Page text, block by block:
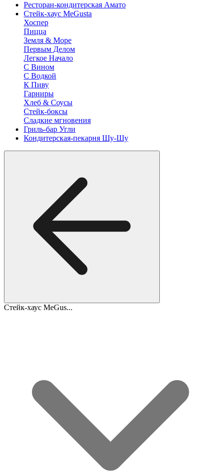
Ресторан-кондитерская Амато
Стейк-хаус MeGusta
Хоспер
Пицца
Земля & Море
Первым Делом
Легкое Начало
С Вином
С Водкой
К Пиву
Гарниры
Хлеб & Соусы
Стейк-боксы
Сладкие мгновения
Гриль-бар Угли
Кондитерская-пекарня Шу-Шу
Стейк-хаус MeGus...